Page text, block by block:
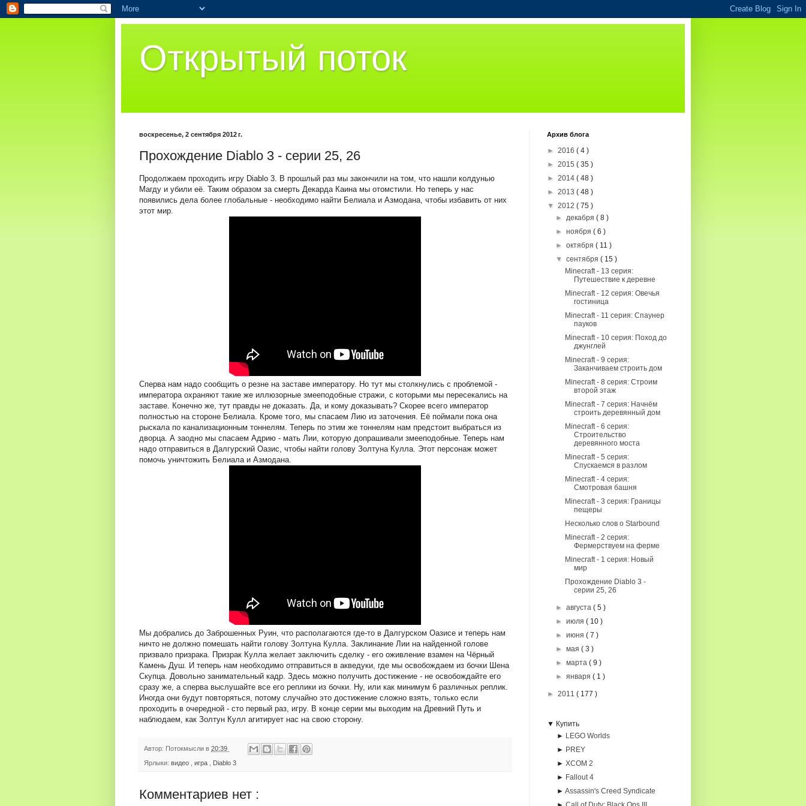
Открытый поток
воскресенье, 2 сентября 2012 г.
Прохождение Diablo 3 - серии 25, 26
Продолжаем проходить игру Diablo 3. В прошлый раз мы закончили на том, что нашли колдунью
Магду и убили её. Таким образом за смерть Декарда Каина мы отомстили. Но теперь у нас
появились дела более глобальные - необходимо найти Белиала и Азмодана, чтобы избавить от них
этот мир.
Сперва нам надо сообщить о резне на заставе императору. Но тут мы столкнулись с проблемой -
императора охраняют такие же иллюзорные змееподобные стражи, с которыми мы пересекались на
заставе. Конечно же, тут правды не доказать. Да, и кому доказывать? Скорее всего император
полностью на стороне Белиала. Кроме того, мы спасаем Лию из заточения. Её поймали пока она
рыскала по канализационным тоннелям. Теперь по этим же тоннелям нам предстоит выбраться из
дворца. А заодно мы спасаем Адрию - мать Лии, которую допрашивали змееподобные. Теперь нам
надо отправиться в Далгурский Оазис, чтобы найти голову Золтуна Кулла. Этот персонаж может
помочь уничтожить Белиала и Азмодана.
Мы добрались до Заброшенных Руин, что располагаются где-то в Далгурском Оазисе и теперь нам
ничто не должно помешать найти голову Золтуна Кулла. Заклинание Лии на найденной голове
призвало призрака. Призрак Кулла желает заключить сделку - его оживление взамен на Чёрный
Камень Душ. И теперь нам необходимо отправиться в акведуки, где мы освобождаем из бочки Шена
Скупца. Довольно занимательный кадр. Здесь можно получить достижение - не освобождайте его
сразу же, а сперва выслушайте все его реплики из бочки. Ну, или как минимум 6 различных реплик.
Иногда они будут повторяться, потому случайно это достижение сложно взять, только если
проходить в очередной - сто первый раз, игру. В конце серии мы выходим на Древний Путь и
наблюдаем, как Золтун Кулл агитирует нас на свою сторону.
Автор: Потокмысли в 20:39
Ярлыки: видео игра Diablo 3
Комментариев нет :
Архив блога
► 2016 ( 4 )
► 2015 ( 35 )
► 2014 ( 48 )
► 2013 ( 48 )
▼ 2012 ( 75 )
►декабря( 8 )
►ноября( 6 )
►октября( 11 )
▼сентября( 15 )
Minecraft - 13 серия:
Путешествие к деревне
Minecraft - 12 серия: Овечья
гостиница
Minecraft - 11 серия: Спаунер
пауков
Minecraft - 10 серия: Поход до
джунглей
Minecraft - 9 серия:
Заканчиваем строить дом
Minecraft - 8 серия: Строим
второй этаж
Minecraft - 7 серия: Начнём
строить деревянный дом
Minecraft - 6 серия:
Строительство
деревянного моста
Minecraft - 5 серия:
Спускаемся в разлом
Minecraft - 4 серия:
Смотровая башня
Minecraft - 3 серия: Границы
пещеры
Несколько слов о Starbound
Minecraft - 2 серия:
Фермерствуем на ферме
Minecraft - 1 серия: Новый
мир
Прохождение Diablo 3 -
серии 25, 26
►августа( 5 )
►июля( 10 )
►июня( 7 )
►мая( 3 )
►марта( 9 )
►января( 1 )
► 2011 ( 177 )
▼ Купить
► LEGO Worlds
► PREY
► XCOM 2
► Fallout 4
► Assassin's Creed Syndicate